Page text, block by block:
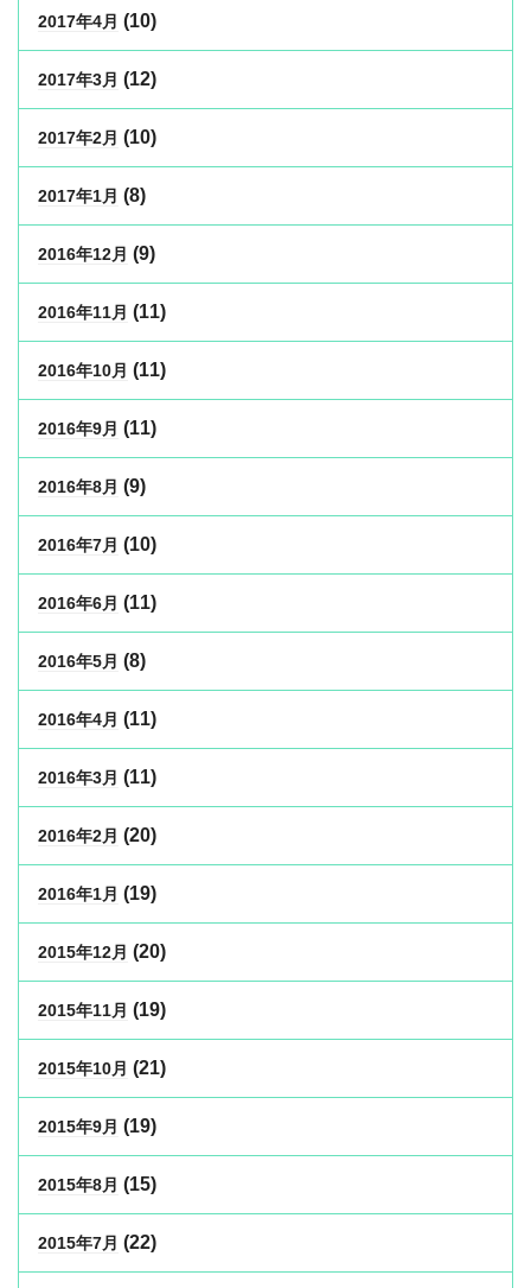
2017年4月 (10)
2017年3月 (12)
2017年2月 (10)
2017年1月 (8)
2016年12月 (9)
2016年11月 (11)
2016年10月 (11)
2016年9月 (11)
2016年8月 (9)
2016年7月 (10)
2016年6月 (11)
2016年5月 (8)
2016年4月 (11)
2016年3月 (11)
2016年2月 (20)
2016年1月 (19)
2015年12月 (20)
2015年11月 (19)
2015年10月 (21)
2015年9月 (19)
2015年8月 (15)
2015年7月 (22)